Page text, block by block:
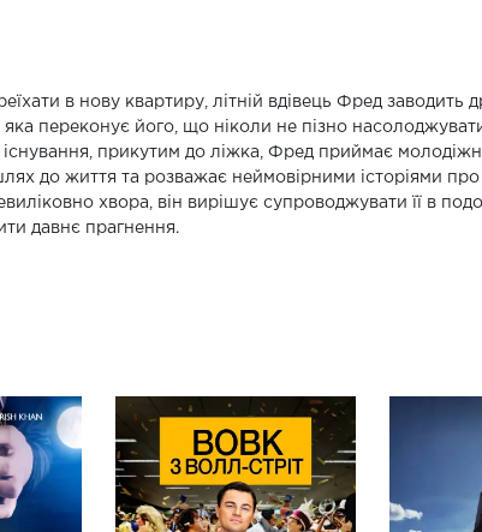
в нову квартиру, літній вдівець Фред заводить
переконує його, що ніколи не пізно
прикутим до ліжка, Фред приймає
до життя та розважає неймовірними історіями про
хвора, він вирішує супроводжувати її в
давнє прагнення.